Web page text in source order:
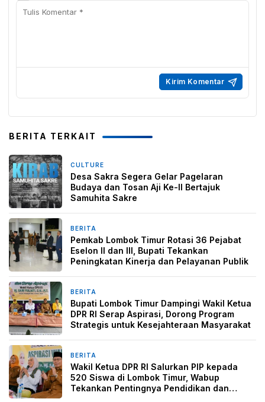
BERITA TERKAIT
CULTURE
Desa Sakra Segera Gelar Pagelaran
Budaya dan Tosan Aji Ke-II Bertajuk
Samuhita Sakre
BERITA
Pemkab Lombok Timur Rotasi 36 Pejabat
Eselon II dan III, Bupati Tekankan
Peningkatan Kinerja dan Pelayanan Publik
BERITA
Bupati Lombok Timur Dampingi Wakil Ketua
DPR RI Serap Aspirasi, Dorong Program
Strategis untuk Kesejahteraan Masyarakat
BERITA
Wakil Ketua DPR RI Salurkan PIP kepada
520 Siswa di Lombok Timur, Wabup
Tekankan Pentingnya Pendidikan dan